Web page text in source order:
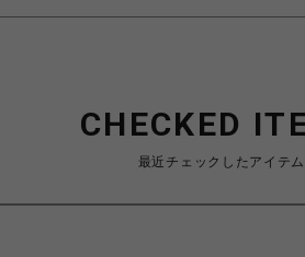
CHECKED
最近チェックしたアイテム